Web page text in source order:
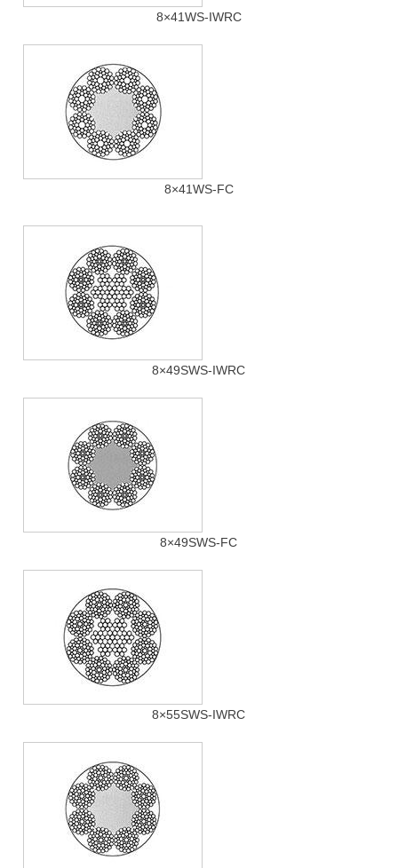
8×41WS-IWRC
8×41WS-FC
8×49SWS-IWRC
8×49SWS-FC
8×55SWS-IWRC